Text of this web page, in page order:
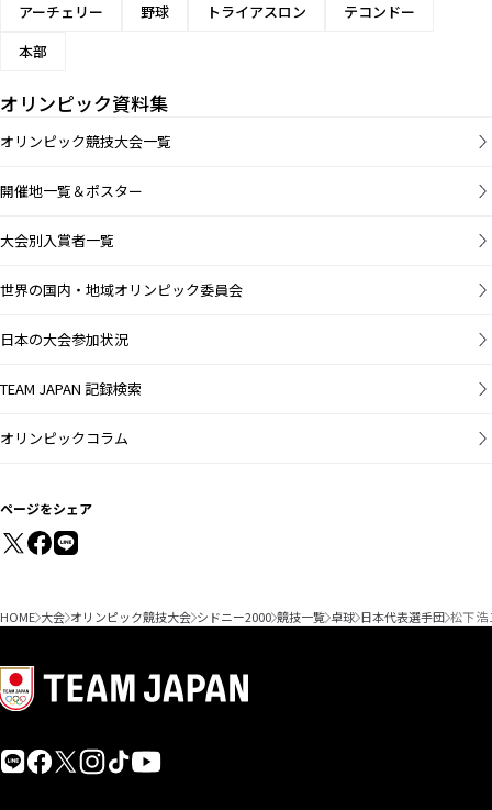
アーチェリー
野球 トライアスロン
テコンドー
本部
オリンピック資料集
オリンピック競技大会一覧
開催地一覧＆ポスター
大会別入賞者一覧
世界の国内・地域オリンピック委員会
日本の大会参加状況
TEAM JAPAN 記録検索
オリンピックコラム
ページをシェア
HOME 大会 オリンピック競技大会 シドニー2000 競技一覧 卓球 日本代表選手団 松下 浩